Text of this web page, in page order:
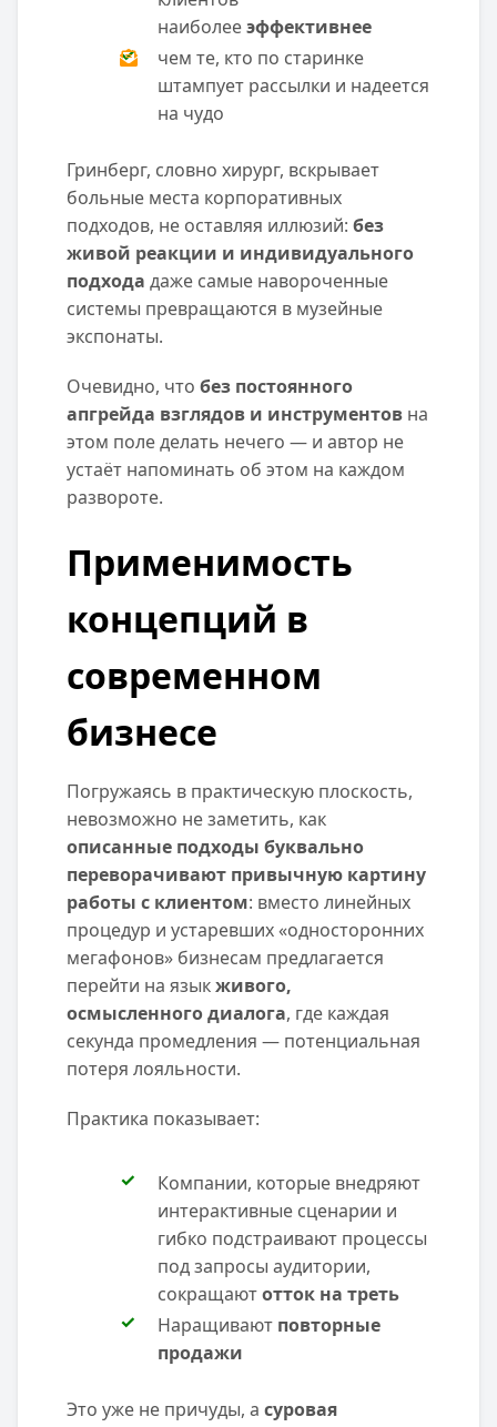
наиболееэффективнее
чем те, кто по старинке
штампует рассылки и надеется
на чудо
Гринберг, словно хирург, вскрывает
больные места корпоративных
подходов, не оставляя иллюзий: без
живой реакции и индивидуального
подхода даже самые навороченные
системы превращаются в музейные
экспонаты.
Очевидно, что без постоянного
апгрейда взглядов и инструментов на
этом поле делать нечего — и автор не
устаёт напоминать об этом на каждом
развороте.
Применимость
концепций в
современном
бизнесе
Погружаясь в практическую плоскость,
невозможно не заметить, как
описанные подходы буквально
переворачивают привычную картину
работы с клиентом: вместо линейных
процедур и устаревших «односторонних
мегафонов» бизнесам предлагается
перейти на языкживого,
осмысленного диалога, где каждая
секунда промедления — потенциальная
потеря лояльности.
Практика показывает:
Компании, которые внедряют
интерактивные сценарии и
гибко подстраивают процессы
под запросы аудитории,
сокращаютотток на треть
Наращивают повторные
продажи
Это уже не причуды, а суровая